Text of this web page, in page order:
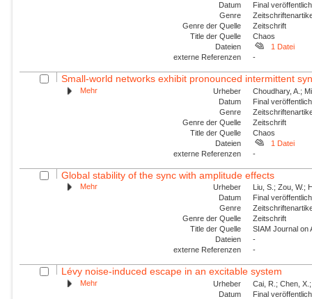
Datum
Final
Genre
Genre der Quelle
Zeitschrift
Title der Quelle
Chaos
Dateien
1 Datei
externe Referenzen
-
Small-world networks exhibit pronounced intermittent
Mehr Urheber
Choudhary, A.;
Datum
Final
Genre
Genre der Quelle
Zeitschrift
Title der Quelle
Chaos
Dateien
1 Datei
externe Referenzen
-
Global stability of the sync with amplitude effects
Mehr Urheber
Liu, S.; Zou, W.;
Datum
Final
Genre
Genre der Quelle
Zeitschrift
Title der Quelle
SIAM Journal on
Dateien
-
externe Referenzen
-
Lévy noise-induced escape in an excitable system
Mehr Urheber
Cai, R.; Chen,
Datum
Final